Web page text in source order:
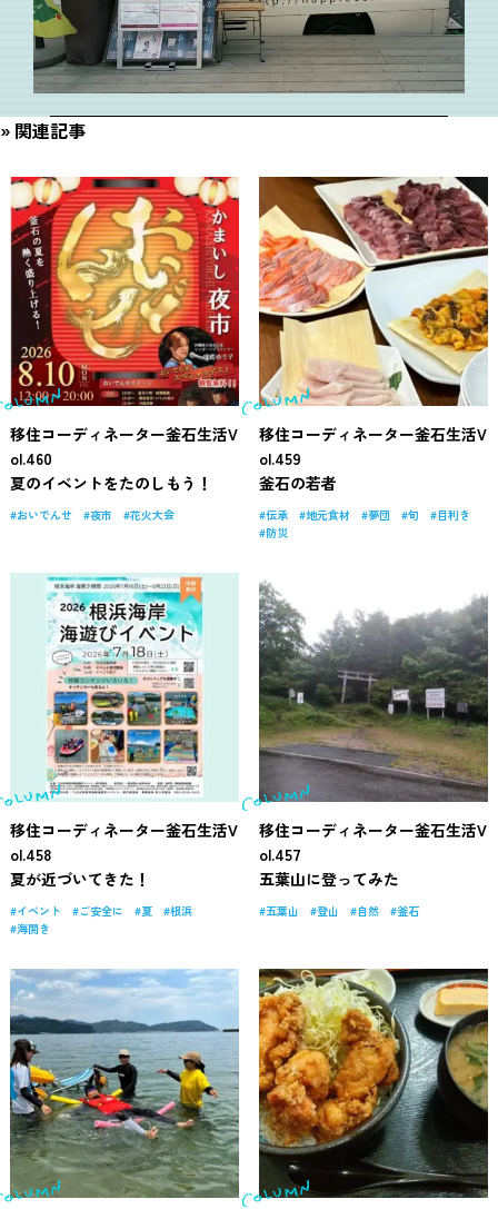
関連記事
移住コーディネーター釜石生活V
ol.460
夏のイベントをたのしもう！
おいでんせ 夜市 花火大会
移住コーディネーター釜石生活V
ol.459
釜石の若者
伝承 地元食材 夢団 旬
目利き
防災
移住コーディネーター釜石生活V
ol.458
夏が近づいてきた！
イベント ご安全に 夏
根浜
海開き
移住コーディネーター釜石生活V
ol.457
五葉山に登ってみた
五葉山 登山 自然 釜石